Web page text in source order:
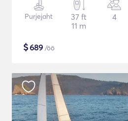
Purjejaht
37 ft
11 m
4
$689 /öö